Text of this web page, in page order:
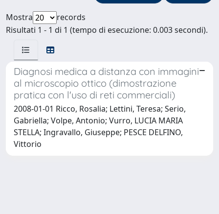
Mostra
records
Risultati 1 - 1 di 1 (tempo di esecuzione: 0.003 secondi).
Diagnosi medica a distanza con immagini
al microscopio ottico (dimostrazione
pratica con l'uso di reti commerciali)
2008-01-01 Ricco, Rosalia; Lettini, Teresa; Serio,
Gabriella; Volpe, Antonio; Vurro, LUCIA MARIA
STELLA; Ingravallo, Giuseppe; PESCE DELFINO,
Vittorio